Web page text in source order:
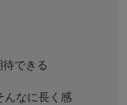
できる
んなに長く感